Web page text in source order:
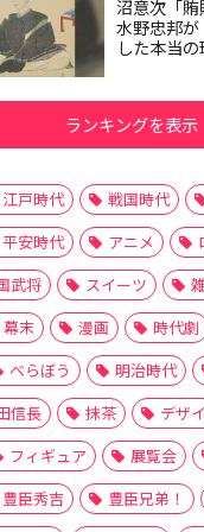
沼意次「賄
水野忠邦
した本当
ランキングを表示
江戸時代 戦国時代
平安時代
アニメ
武将
スイーツ
幕末
漫画 時代劇
べらぼう
明治時代
信長
抹茶 デザ
フィギュア
展覧会
豊臣秀吉
豊臣兄弟！